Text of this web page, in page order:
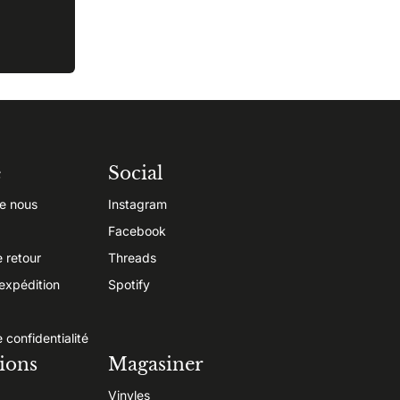
nous
retour
confidentialité
Social
Instagram
Facebook
Threads
Spotify
Magasiner
Vinyles